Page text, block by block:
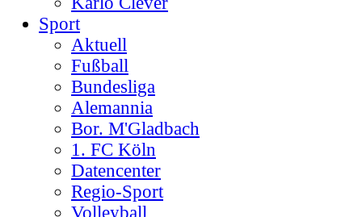
Sport
Aktuell
Fußball
Bundesliga
Alemannia
Bor. M'Gladbach
1. FC Köln
Datencenter
Regio-Sport
Volleyball